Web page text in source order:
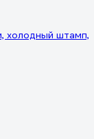
холодный штамп,